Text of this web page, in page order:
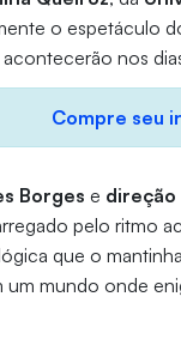
o espetáculo
acontecerão nos
Compre seu
Borgese direção
pelo ritmo
que o
um mundo onde